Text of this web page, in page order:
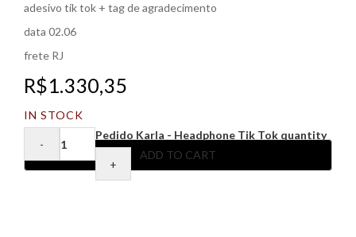
adesivo tik tok + tag de agradecimento
data 02.06
frete RJ
R$1.330,35
IN STOCK
Pedido Karla - Headphone Tik Tok quantity
ADD TO CART